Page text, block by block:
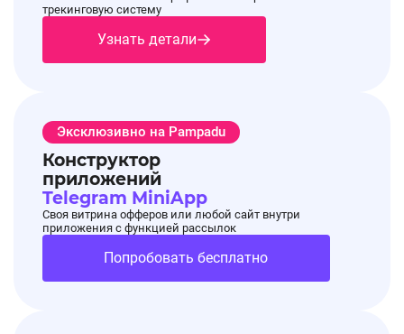
🔔Обновление рекламных материалов на
оффере GGSel
🔔Обновление рекламных материалов на
Стартовала Летняя распродажа Steam — одна
из крупнейших игровых распродаж года.
⚡️ 0% комиссии на пополнение Steam
💰 Выгодные предложения на товары других
трекинговую систему
Узнать детали
Эксклюзивно на Pampadu
Конструктор
приложений
Telegram MiniApp
Своя витрина офферов или любой сайт внутри
приложения с функцией рассылок
Попробовать бесплатно